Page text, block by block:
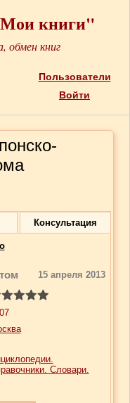
книги"
обмен книг
Пользователи
Войти
Консультация
15 апреля 2013
Словари.